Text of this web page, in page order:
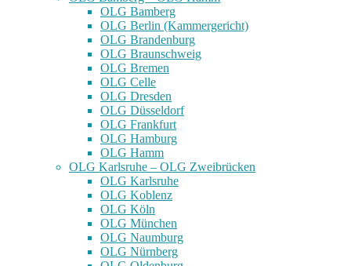
OLG Bamberg
OLG Berlin (Kammergericht)
OLG Brandenburg
OLG Braunschweig
OLG Bremen
OLG Celle
OLG Dresden
OLG Düsseldorf
OLG Frankfurt
OLG Hamburg
OLG Hamm
OLG Karlsruhe – OLG Zweibrücken
OLG Karlsruhe
OLG Koblenz
OLG Köln
OLG München
OLG Naumburg
OLG Nürnberg